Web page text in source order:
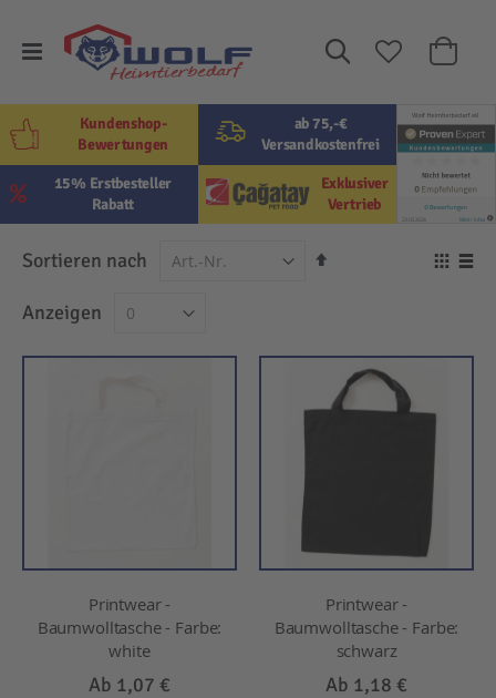
Suche
Mein
ab 75,-€
Versandkostenfrei
Exklusiver
Vertrieb
15% Erstbesteller
Rabatt
Kundenshop-
Bewertungen
Sortieren nach
In
Anzeigen
Printwear -
Baumwolltasche - Farbe:
white
Ab 1,07 €
Printwear -
Baumwolltasche - Farbe:
schwarz
Ab 1,18 €